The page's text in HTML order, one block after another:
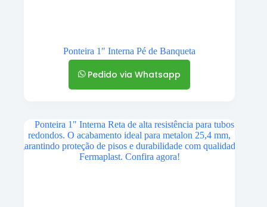
Ponteira 1″ Interna Pé de Banqueta
Pedido via Whatsapp